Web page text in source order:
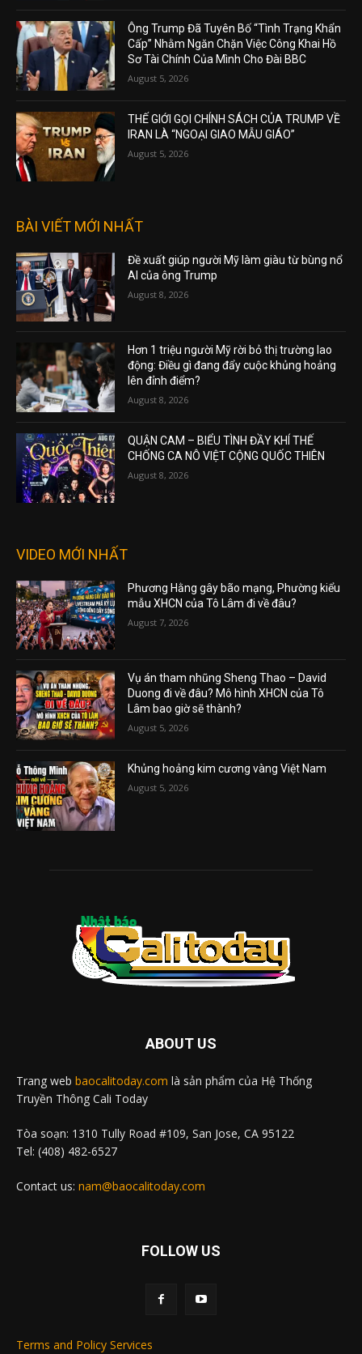
Ông Trump Đã Tuyên Bố “Tình Trạng Khẩn
Cấp” Nhằm Ngăn Chặn Việc Công Khai Hồ
Sơ Tài Chính Của Mình Cho Đài BBC
August 5, 2026
THẾ GIỚI GỌI CHÍNH SÁCH CỦA TRUMP VỀ
IRAN LÀ “NGOẠI GIAO MẪU GIÁO”
August 5, 2026
BÀI VIẾT MỚI NHẤT
Đề xuất giúp người Mỹ làm giàu từ bùng nổ
AI của ông Trump
August 8, 2026
Hơn 1 triệu người Mỹ rời bỏ thị trường lao
động: Điều gì đang đẩy cuộc khủng hoảng
lên đỉnh điểm?
August 8, 2026
QUẬN CAM – BIỂU TÌNH ĐẦY KHÍ THẾ
CHỐNG CA NÔ VIỆT CỘNG QUỐC THIÊN
August 8, 2026
VIDEO MỚI NHẤT
Phương Hằng gây bão mạng, Phường kiểu
mẫu XHCN của Tô Lâm đi về đâu?
August 7, 2026
Vụ án tham nhũng Sheng Thao – David
Duong đi về đâu? Mô hình XHCN của Tô
Lâm bao giờ sẽ thành?
August 5, 2026
Khủng hoảng kim cương vàng Việt Nam
August 5, 2026
ABOUT US
Trang web baocalitoday.com là sản phẩm của Hệ Thống
Truyền Thông Cali Today
Tòa soạn: 1310 Tully Road #109, San Jose, CA 95122
Tel: (408) 482-6527
Contact us: nam@baocalitoday.com
FOLLOW US
Terms and Policy Services